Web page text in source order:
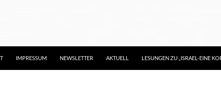
IMPRESSUM NEWSLETTER AKTUELL LESUNGEN ZU „ISRAEL-EINE